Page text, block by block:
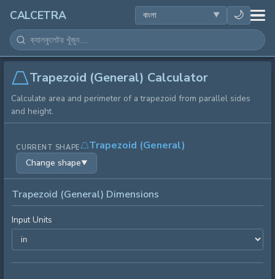
CALCETRA 🌙
গণিত
রূপান্তর
বিজ্ঞান
দৈনন্দিন
অন्যান্য সরঞ্জাম
Trapezoid (General) Calculator
Calculate area and perimeter of a trapezoid from parallel sides
and height.
CURRENT SHAPE Trapezoid (General)
Change shape▼
Trapezoid (General) Dimensions
Input Units